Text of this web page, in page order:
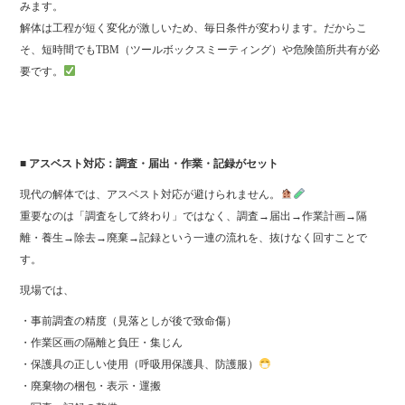
みます。
解体は工程が短く変化が激しいため、毎日条件が変わります。だからこ
そ、短時間でもTBM（ツールボックスミーティング）や危険箇所共有が必
要です。
■ アスベスト対応：調査・届出・作業・記録がセット
現代の解体では、アスベスト対応が避けられません。
重要なのは「調査をして終わり」ではなく、調査→届出→作業計画→隔
離・養生→除去→廃棄→記録という一連の流れを、抜けなく回すことで
す。
現場では、
・事前調査の精度（見落としが後で致命傷）
・作業区画の隔離と負圧・集じん
・保護具の正しい使用（呼吸用保護具、防護服）
・廃棄物の梱包・表示・運搬